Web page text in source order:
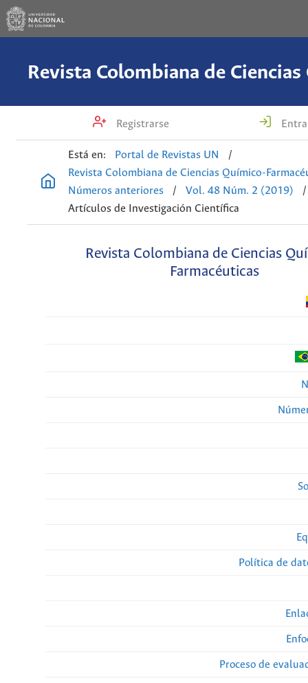
Registrarse
Está en: Portal de Revistas UN
/
Revista Colombiana de Ciencias Químico-
Números anteriores
/ Vol. 48 Núm. 2 (2019)
/
Artículos de Investigación Científica
Revista Colombiana de Ciencias
Farmacéuticas
Política de
Proceso de